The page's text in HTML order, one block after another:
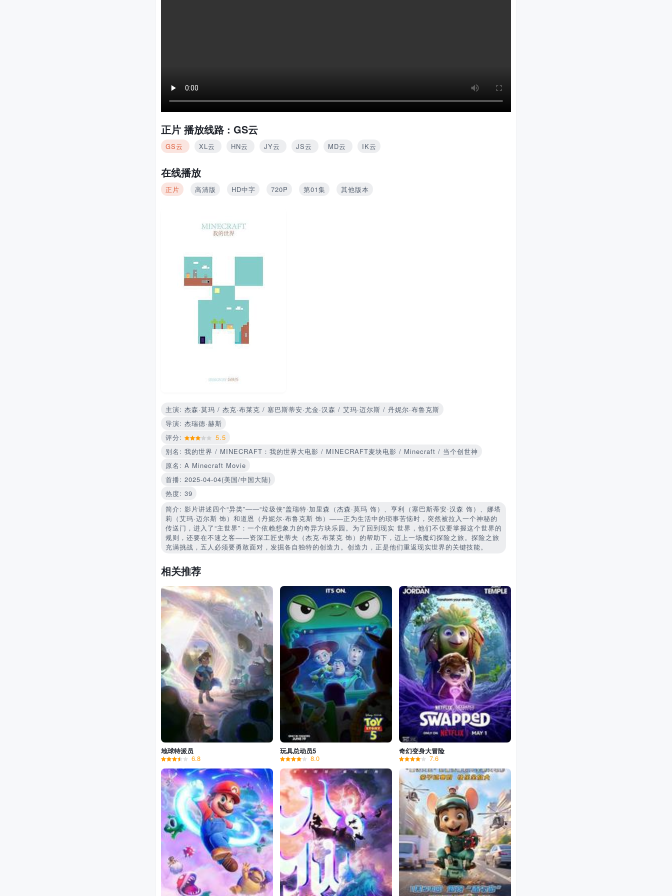
正片 播放线路 : GS云
GS云 XL云 HN云 JY云 JS云 MD云 IK云
在线播放
正片 高清版 HD中字 720P 第01集 其他版本
主演: 杰森·莫玛 / 杰克·布莱克 / 塞巴斯蒂安·尤金·汉森 / 艾玛·迈尔斯 / 丹妮尔·布鲁克斯
导演: 杰瑞德·赫斯
评分:
5.5
别名: 我的世界 / MINECRAFT：我的世界大电影 / MINECRAFT麦块电影 / Minecraft / 当个创世神
原名: A Minecraft Movie
首播: 2025-04-04(美国/中国大陆)
热度: 39
简介: 影片讲述四个“异类”——“垃圾侠”盖瑞特·加里森（杰森·莫玛 饰）、亨利（塞巴斯蒂安·汉森 饰）、娜塔
莉（艾玛·迈尔斯 饰）和道恩（丹妮尔·布鲁克斯 饰）——正为生活中的琐事苦恼时，突然被拉入一个神秘的
传送门，进入了“主世界”：一个依赖想象力的奇异方块乐园。为了回到现实 世界，他们不仅要掌握这个世界的
规则，还要在不速之客——资深工匠史蒂夫（杰克·布莱克 饰）的帮助下，迈上一场魔幻探险之旅。探险之旅
充满挑战，五人必须要勇敢面对，发掘各自独特的创造力。创造力，正是他们重返现实世界的关键技能。
相关推荐
地球特派员
6.8
玩具总动员5
8.0
奇幻变身大冒险
7.6